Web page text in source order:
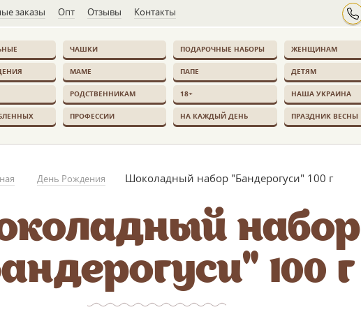
заказы Опт Отзывы Контакты
ЧАШКИ ПОДАРОЧНЫЕ НАБОРЫ ЖЕНЩИНАМ
МАМЕ ПАПЕ ДЕТЯМ
РОДСТВЕННИКАМ 18+ НАША УКРАИНА
ПРОФЕССИИ НА КАЖДЫЙ ДЕНЬ ПРАЗДНИК ВЕСНЫ
День Рождения Шоколадный набор "Бандерогуси" 100 г
набор
100 г